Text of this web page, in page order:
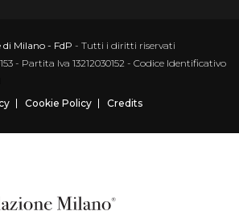
Milano - FdP - Tutti i diritti riservati
- Partita Iva 13212030152 - Codice Identificativo
Cookie Policy Credits